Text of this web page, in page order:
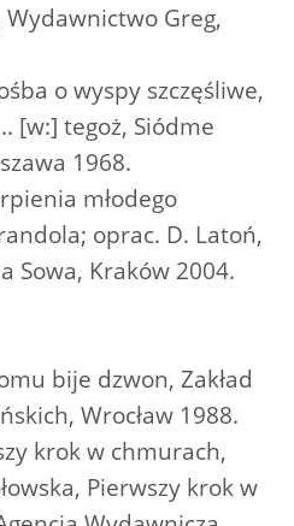
Greg,
o wyspy szczęśliwe,
[w:] tegoż, Siódme
1968.
młodego
oprac. D. Latoń,
Sowa, Kraków 2004.
bije dzwon, Zakład
Wrocław 1988.
krok w chmurach,
Pierwszy krok w